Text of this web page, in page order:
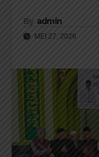
By admin
MEI 27, 2026